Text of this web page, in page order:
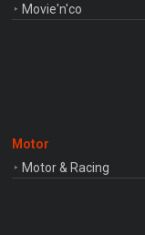
Movie'n'co
Motor
Motor & Racing